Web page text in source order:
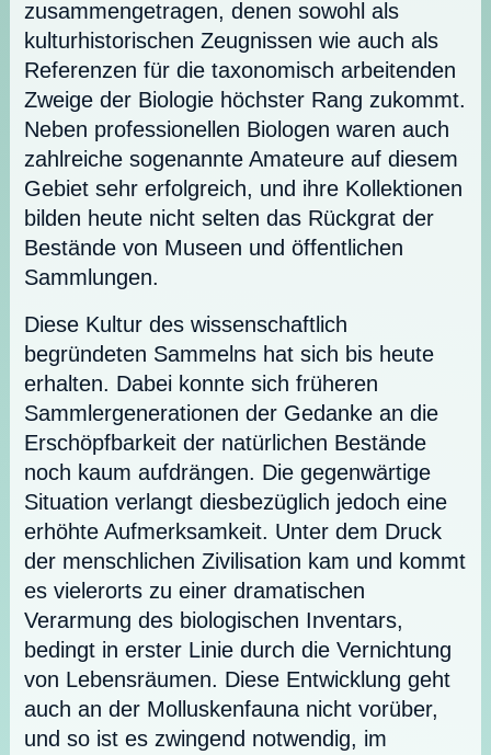
zusammengetragen, denen sowohl als
kulturhistorischen Zeugnissen wie auch als
Referenzen für die taxonomisch arbeitenden
Zweige der Biologie höchster Rang zukommt.
Neben professionellen Biologen waren auch
zahlreiche sogenannte Amateure auf diesem
Gebiet sehr erfolgreich, und ihre Kollektionen
bilden heute nicht selten das Rückgrat der
Bestände von Museen und öffentlichen
Sammlungen.
Diese Kultur des wissenschaftlich
begründeten Sammelns hat sich bis heute
erhalten. Dabei konnte sich früheren
Sammlergenerationen der Gedanke an die
Erschöpfbarkeit der natürlichen Bestände
noch kaum aufdrängen. Die gegenwärtige
Situation verlangt diesbezüglich jedoch eine
erhöhte Aufmerksamkeit. Unter dem Druck
der menschlichen Zivilisation kam und kommt
es vielerorts zu einer dramatischen
Verarmung des biologischen Inventars,
bedingt in erster Linie durch die Vernichtung
von Lebensräumen. Diese Entwicklung geht
auch an der Molluskenfauna nicht vorüber,
und so ist es zwingend notwendig, im